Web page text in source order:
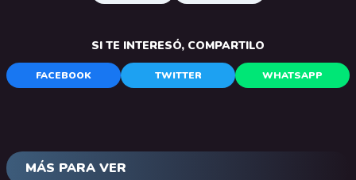
SI TE INTERESÓ, COMPARTILO
FACEBOOK TWITTER WHATSAPP
MÁS PARA VER